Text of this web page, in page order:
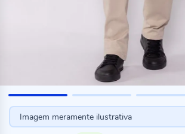
Imagem meramente ilustrativa